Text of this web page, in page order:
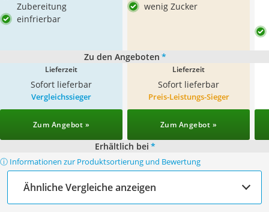
Zubereitung
einfrierbar
wenig Zucker
Zu den Angeboten *
Lieferzeit
Sofort lieferbar
Lieferzeit
Sofort lieferbar
Vergleichssieger
Zum Angebot »
Preis-Leistungs-Sieger
Zum Angebot »
Erhältlich bei *
ⓘ Informationen zur Produktsortierung und Bewertung
Ähnliche Vergleiche anzeigen